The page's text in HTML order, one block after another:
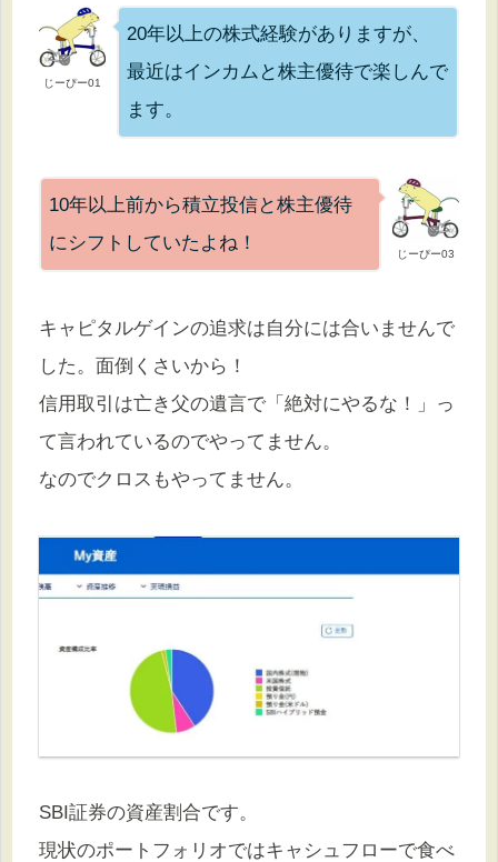
じーぴー01
20年以上の株式経験がありますが、
最近はインカムと株主優待で楽しんで
ます。
じーぴー03
10年以上前から積立投信と株主優待
にシフトしていたよね！
キャピタルゲインの追求は自分には合いませんで
した。面倒くさいから！
信用取引は亡き父の遺言で「絶対にやるな！」っ
て言われているのでやってません。
なのでクロスもやってません。
SBI証券の資産割合です。
現状のポートフォリオではキャシュフローで食べ